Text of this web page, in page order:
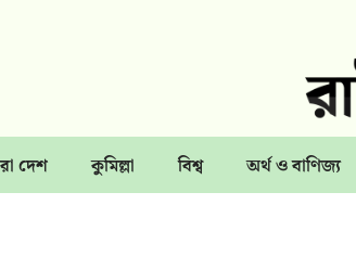
দেশ কুমিল্লা বিশ্ব অর্থ ও বাণিজ্য